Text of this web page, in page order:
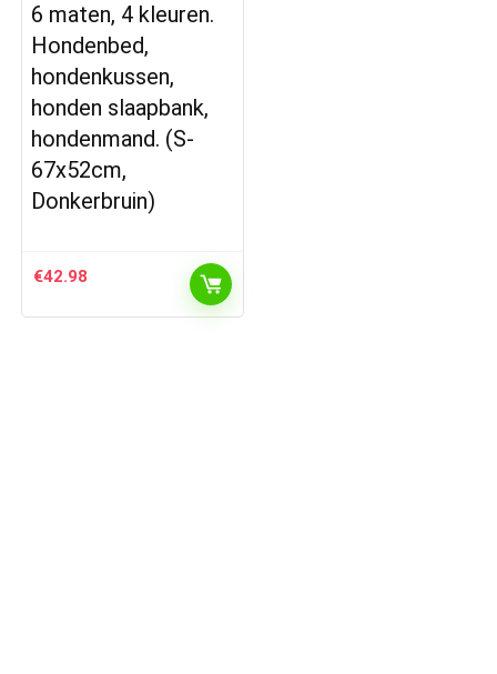
6 maten, 4 kleuren.
Hondenbed,
hondenkussen,
honden slaapbank,
hondenmand. (S-
67x52cm,
Donkerbruin)
€42.98